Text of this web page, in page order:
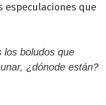
especulaciones que
los boludos que
¿dónode están?